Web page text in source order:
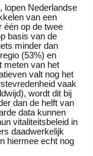
lopen Nederlandse
van een
één op de twee
basis van de
minder dan
(53%) en
meten van het
valt nog het
vaak
wordt dit bij
dan de helft van
data kunnen
vitaliteitsbeleid in
daadwerkelijk
hiermee echt nog